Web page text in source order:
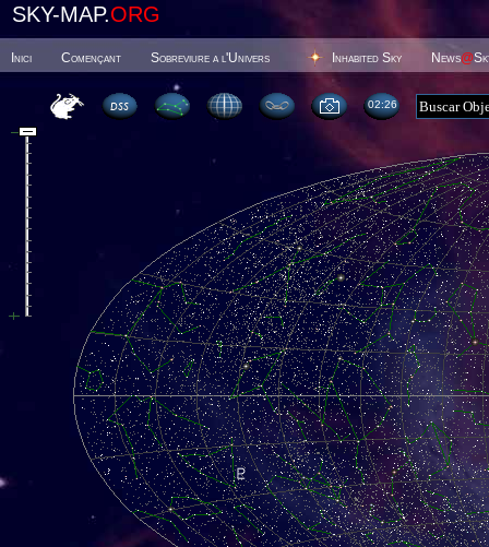
SKY-MAP.ORG
Inici Començant Sobreviure a l'Univers Inhabited Sky News@
02 26